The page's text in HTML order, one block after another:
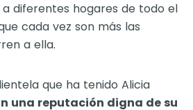
diferentes hogares de todo el
cada vez son más las
a ella.
que ha tenido Alicia
una reputación digna de su